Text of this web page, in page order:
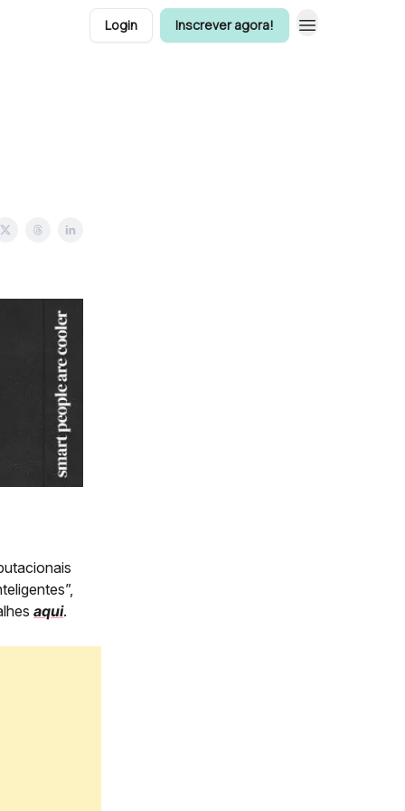
Login Inscrever agora!
aqui.